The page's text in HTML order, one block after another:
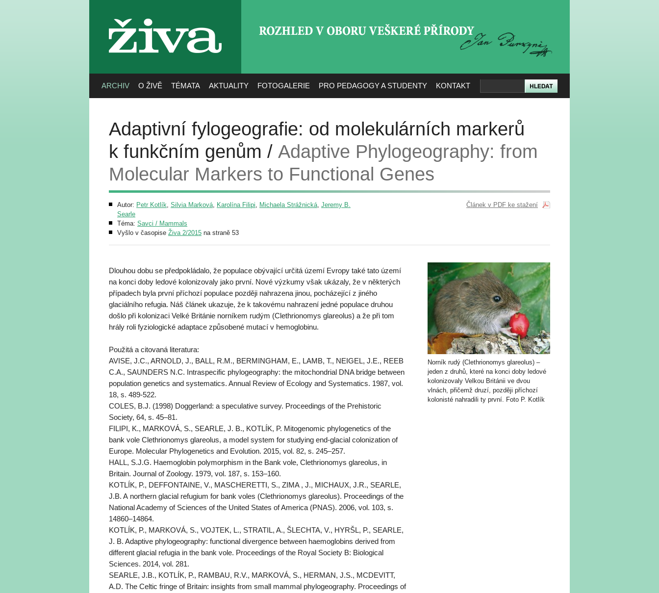
živa
ARCHIV O ŽIVĚ TÉMATA AKTUALITY FOTOGALERIE PRO PEDAGOGY A STUDENTY KONTAKT
Adaptivní fylogeografie: od molekulárních markerů
k funkčním genům / Adaptive Phylogeography: from
Molecular Markers to Functional Genes
Autor: Petr Kotlík, Silvia Marková, Karolína Filipi, Michaela Strážnická, Jeremy B.
Searle
Téma: Savci / Mammals
Vyšlo v časopise Živa 2/2015 na straně 53
Článek v PDF ke stažení
Dlouhou dobu se předpokládalo, že populace obývající určitá území Evropy také tato území
na konci doby ledové kolonizovaly jako první. Nové výzkumy však ukázaly, že v některých
případech byla první příchozí populace později nahrazena jinou, pocházející z jiného
glaciálního refugia. Náš článek ukazuje, že k takovému nahrazení jedné populace druhou
došlo při kolonizaci Velké Británie norníkem rudým (Clethrionomys glareolus) a že při tom
hrály roli fyziologické adaptace způsobené mutací v hemoglobinu.
Použitá a citovaná literatura:
AVISE, J.C., ARNOLD, J., BALL, R.M., BERMINGHAM, E., LAMB, T., NEIGEL, J.E., REEB
C.A., SAUNDERS N.C. Intraspecific phylogeography: the mitochondrial DNA bridge between
population genetics and systematics. Annual Review of Ecology and Systematics. 1987, vol.
18, s. 489-522.
COLES, B.J. (1998) Doggerland: a speculative survey. Proceedings of the Prehistoric
Society, 64, s. 45–81.
FILIPI, K., MARKOVÁ, S., SEARLE, J. B., KOTLÍK, P. Mitogenomic phylogenetics of the
bank vole Clethrionomys glareolus, a model system for studying end-glacial colonization of
Europe. Molecular Phylogenetics and Evolution. 2015, vol. 82, s. 245–257.
HALL, S.J.G. Haemoglobin polymorphism in the Bank vole, Clethrionomys glareolus, in
Britain. Journal of Zoology. 1979, vol. 187, s. 153–160.
KOTLÍK, P., DEFFONTAINE, V., MASCHERETTI, S., ZIMA , J., MICHAUX, J.R., SEARLE,
J.B. A northern glacial refugium for bank voles (Clethrionomys glareolus). Proceedings of the
National Academy of Sciences of the United States of America (PNAS). 2006, vol. 103, s.
14860–14864.
KOTLÍK, P., MARKOVÁ, S., VOJTEK, L., STRATIL, A., ŠLECHTA, V., HYRŠL, P., SEARLE,
J. B. Adaptive phylogeography: functional divergence between haemoglobins derived from
different glacial refugia in the bank vole. Proceedings of the Royal Society B: Biological
Sciences. 2014, vol. 281.
SEARLE, J.B., KOTLÍK, P., RAMBAU, R.V., MARKOVÁ, S., HERMAN, J.S., MCDEVITT,
A.D. The Celtic fringe of Britain: insights from small mammal phylogeography. Proceedings of
Norník rudý (Clethrionomys glareolus) –
jeden z druhů, které na konci doby ledové
kolonizovaly Velkou Británii ve dvou
vlnách, přičemž druzí, později příchozí
kolonisté nahradili ty první. Foto P. Kotlík